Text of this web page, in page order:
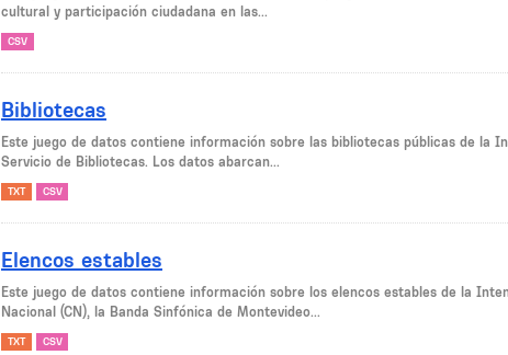
cultural y participación ciudadana en las...
CSV
Bibliotecas
Este juego de datos contiene información sobre las bibliotecas públicas de la
Servicio de Bibliotecas. Los datos abarcan...
TXT CSV
Elencos estables
Este juego de datos contiene información sobre los elencos estables de la
Nacional (CN), la Banda Sinfónica de Montevideo...
TXT CSV